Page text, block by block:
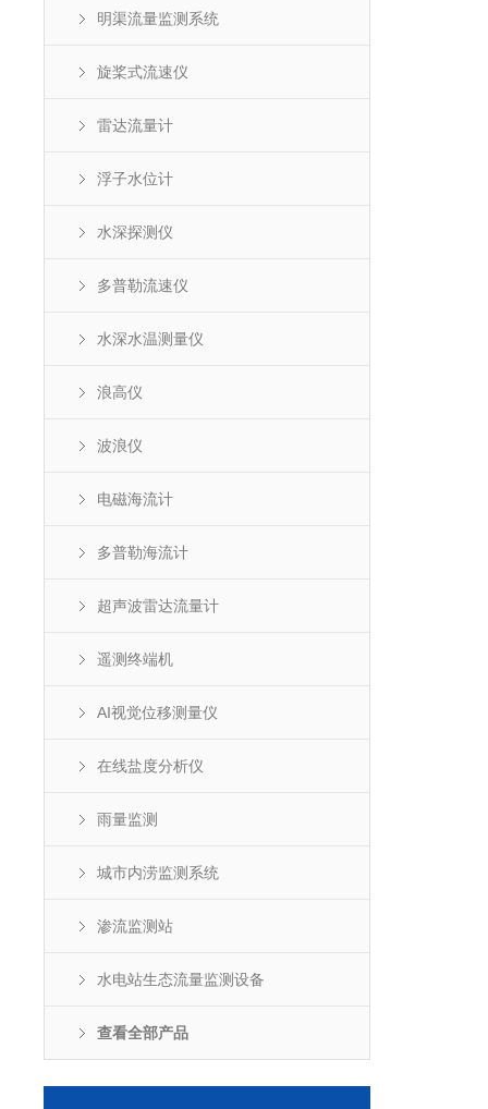
明渠流量监测系统
旋桨式流速仪
雷达流量计
浮子水位计
水深探测仪
多普勒流速仪
水深水温测量仪
浪高仪
波浪仪
电磁海流计
多普勒海流计
超声波雷达流量计
遥测终端机
AI视觉位移测量仪
在线盐度分析仪
雨量监测
城市内涝监测系统
渗流监测站
水电站生态流量监测设备
查看全部产品